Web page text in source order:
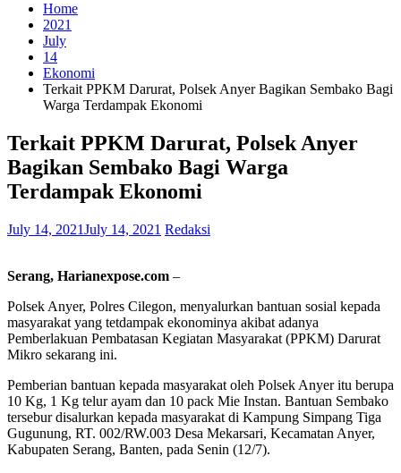
Home
2021
July
14
Ekonomi
Terkait PPKM Darurat, Polsek Anyer Bagikan Sembako Bagi
Warga Terdampak Ekonomi
Terkait PPKM Darurat, Polsek Anyer
Bagikan Sembako Bagi Warga
Terdampak Ekonomi
July 14, 2021July 14, 2021 Redaksi
Serang, Harianexpose.com –
Polsek Anyer, Polres Cilegon, menyalurkan bantuan sosial kepada
masyarakat yang tetdampak ekonominya akibat adanya
Pemberlakuan Pembatasan Kegiatan Masyarakat (PPKM) Darurat
Mikro sekarang ini.
Pemberian bantuan kepada masyarakat oleh Polsek Anyer itu berupa
10 Kg, 1 Kg telur ayam dan 10 pack Mie Instan. Bantuan Sembako
tersebur disalurkan kepada masyarakat di Kampung Simpang Tiga
Gugunung, RT. 002/RW.003 Desa Mekarsari, Kecamatan Anyer,
Kabupaten Serang, Banten, pada Senin (12/7).